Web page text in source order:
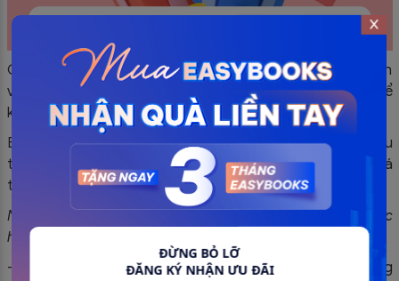
ĐỪNG BỎ LỠ
ĐĂNG KÝ NHẬN ƯU ĐÃI
Công ty hợp danh phải lập hóa đơn khi bán hàng hóa, dịch
vụ, bao gồm cả trường hợp hàng hóa, dịch vụ dùng để
khuyến mại.
Bên cạnh đó; hàng hóa, dịch vụ dùng để khuyến mại nếu
tuân thủ theo quy định của pháp luật thương mại thì giá
tính thuế GTGT được xác định bằng không (0).
Ngoài ra, một số hình thức khuyến mại cụ thể được thực
hiện như sau:
– Đối với hình thức khuyến mại đưa hàng mẫu, cung ứng